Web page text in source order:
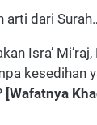
arti dari
Isra’ Mi’raj,
kesedihan
[Wafatnya